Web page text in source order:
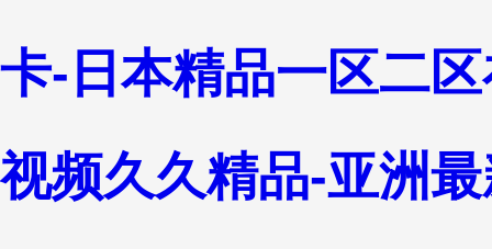
卡-日本精品一区二
视频久久精品-亚洲